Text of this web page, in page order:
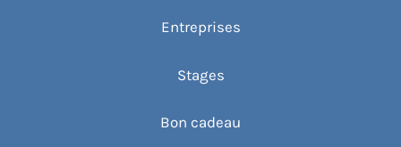
Entreprises
Stages
Bon cadeau